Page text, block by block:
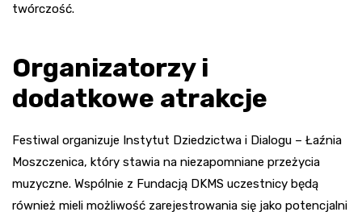
twórczość.
Organizatorzy i
dodatkowe atrakcje
Festiwal organizuje Instytut Dziedzictwa i Dialogu – Łaźnia
Moszczenica, który stawia na niezapomniane przeżycia
muzyczne. Wspólnie z Fundacją DKMS uczestnicy będą
również mieli możliwość zarejestrowania się jako potencjalni